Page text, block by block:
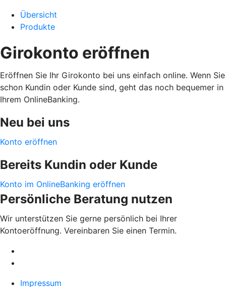
Übersicht
Produkte
Girokonto eröffnen
Eröffnen Sie Ihr Girokonto bei uns einfach online. Wenn Sie
schon Kundin oder Kunde sind, geht das noch bequemer in
Ihrem OnlineBanking.
Neu bei uns
Konto eröffnen
Bereits Kundin oder Kunde
Konto im OnlineBanking eröffnen
Persönliche Beratung nutzen
Wir unterstützen Sie gerne persönlich bei Ihrer
Kontoeröffnung. Vereinbaren Sie einen Termin.
Impressum